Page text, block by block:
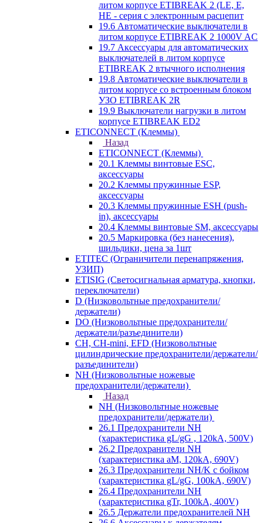
литом корпусе ETIBREAK 2 (LE, E,
HE - серия с электронным расцепит
19.6 Автоматические выключатели в
литом корпусе ETIBREAK 2 1000V AC
19.7 Аксессуары для автоматических
выключателей в литом корпусе
ETIBREAK 2 втычного исполнения
19.8 Автоматические выключатели в
литом корпусе со встроенным блоком
УЗО ETIBREAK 2R
19.9 Выключатели нагрузки в литом
корпусе ETIBREAK ED2
ETICONNECT (Клеммы)
Назад
ETICONNECT (Клеммы)
20.1 Клеммы винтовые ESC,
аксессуары
20.2 Клеммы пружинные ESP,
аксессуары
20.3 Клеммы пружинные ESH (push-
in), аксессуары
20.4 Клеммы винтовые SM, аксессуары
20.5 Маркировка (без нанесения),
шильдики, цена за 1шт
ETITEC (Ограничители перенапряжения,
УЗИП)
ETISIG (Светосигнальная арматура, кнопки,
переключатели)
D (Низковольтные предохранители/
держатели)
DO (Низковольтные предохранители/
держатели/разъединители)
CH, CH-mini, EFD (Низковольтные
цилиндрические предохранители/держатели/
разъединители)
NH (Низковольтные ножевые
предохранители/держатели)
Назад
NH (Низковольтные ножевые
предохранители/держатели)
26.1 Предохранители NH
(характеристика gL/gG , 120kA, 500V)
26.2 Предохранители NH
(характеристика aM, 120kA, 690V)
26.3 Предохранители NH/K с бойком
(характеристика gL/gG, 100kA, 690V)
26.4 Предохранители NH
(характеристика gTr, 100kA, 400V)
26.5 Держатели предохранителей NH